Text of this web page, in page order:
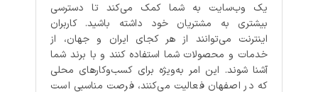
یک وب‌سایت به شما کمک می‌کند تا دسترسی
بیشتری به مشتریان خود داشته باشید. کاربران
اینترنت می‌توانند از هر کجای ایران و جهان، از
خدمات و محصولات شما استفاده کنند و با برند شما
آشنا شوند. این امر به‌ویژه برای کسب‌وکارهای محلی
که در اصفهان فعالیت می‌کنند، فرصت مناسبی است